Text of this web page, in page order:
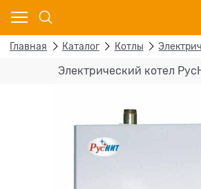
Главная Каталог Котлы
Электрический котел